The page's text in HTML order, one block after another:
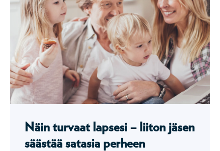
Näin turvaat lapsesi – liiton jäsen
säästää satasia perheen